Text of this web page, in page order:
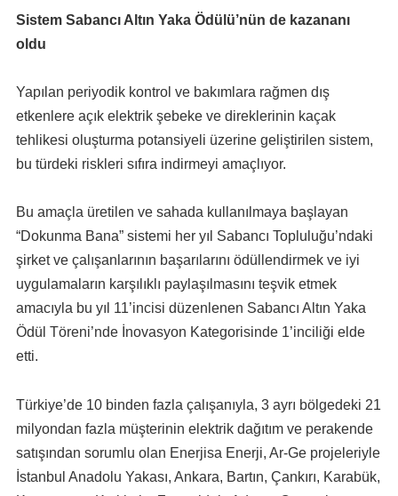
Sistem Sabancı Altın Yaka Ödülü’nün de kazananı
oldu
Yapılan periyodik kontrol ve bakımlara rağmen dış
etkenlere açık elektrik şebeke ve direklerinin kaçak
tehlikesi oluşturma potansiyeli üzerine geliştirilen sistem,
bu türdeki riskleri sıfıra indirmeyi amaçlıyor.
Bu amaçla üretilen ve sahada kullanılmaya başlayan
“Dokunma Bana” sistemi her yıl Sabancı Topluluğu’ndaki
şirket ve çalışanlarının başarılarını ödüllendirmek ve iyi
uygulamaların karşılıklı paylaşılmasını teşvik etmek
amacıyla bu yıl 11’incisi düzenlenen Sabancı Altın Yaka
Ödül Töreni’nde İnovasyon Kategorisinde 1’inciliği elde
etti.
Türkiye’de 10 binden fazla çalışanıyla, 3 ayrı bölgedeki 21
milyondan fazla müşterinin elektrik dağıtım ve perakende
satışından sorumlu olan Enerjisa Enerji, Ar-Ge projeleriyle
İstanbul Anadolu Yakası, Ankara, Bartın, Çankırı, Karabük,